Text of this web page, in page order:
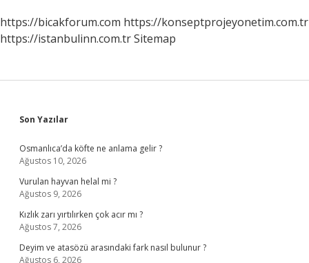
https://bicakforum.com https://konseptprojeyonetim.com.tr
https://istanbulinn.com.trSitemap
Sidebar
Son Yazılar
Osmanlıca’da köfte ne anlama gelir ?
Ağustos 10, 2026
Vurulan hayvan helal mi ?
Ağustos 9, 2026
Kızlık zarı yırtılırken çok acır mı ?
Ağustos 7, 2026
Deyim ve atasözü arasındaki fark nasıl bulunur ?
Ağustos 6, 2026